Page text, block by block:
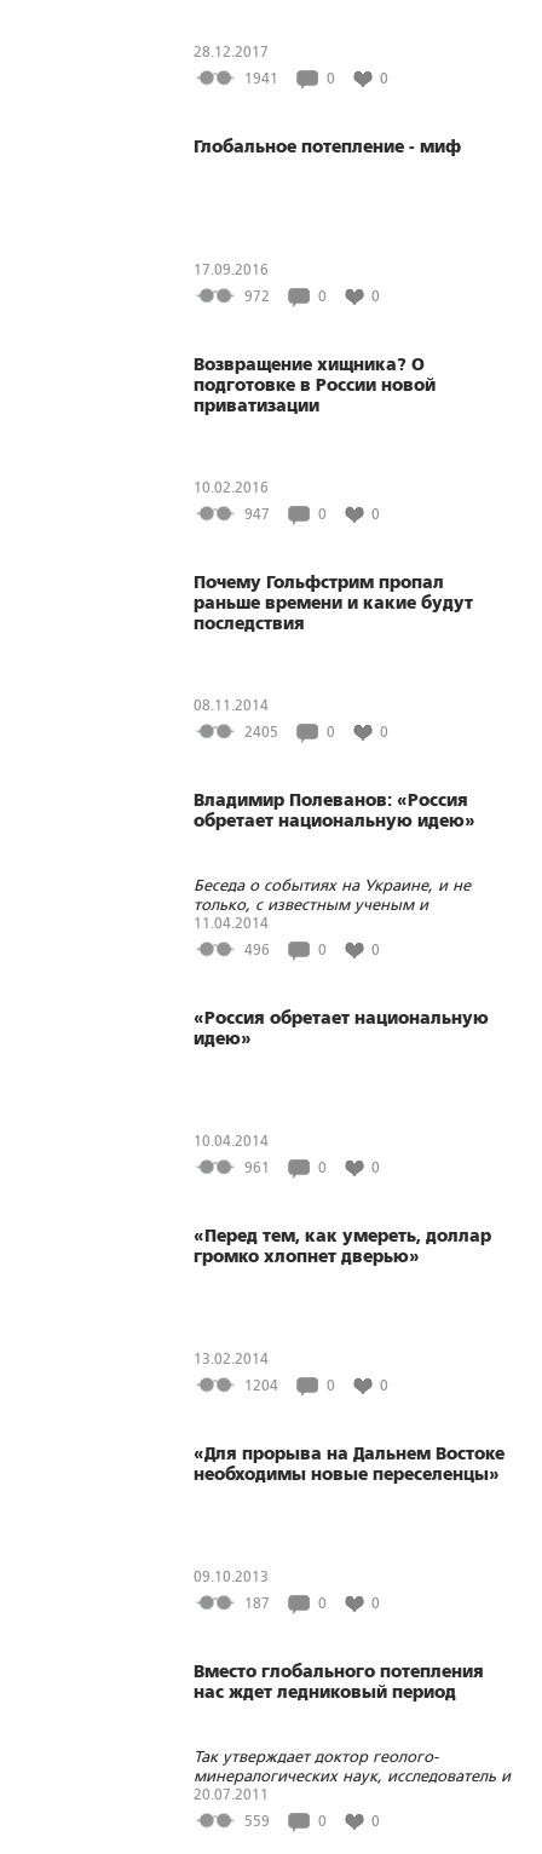
28.12.2017
1941
0 0
Глобальное потепление - миф
17.09.2016
972
0 0
Возвращение хищника? О
подготовке в России новой
приватизации
10.02.2016
947
0 0
Почему Гольфстрим пропал
раньше времени и какие будут
последствия
08.11.2014
2405
0 0
Владимир Полеванов: «Россия
обретает национальную идею»
Беседа о событиях на Украине, и не
только, с известным ученым и
общественным деятелем, бывшим
заместителем председателя
правительства России
11.04.2014
496
0 0
«Россия обретает национальную
идею»
10.04.2014
961
0 0
«Перед тем, как умереть, доллар
громко хлопнет дверью»
13.02.2014
1204
0 0
«Для прорыва на Дальнем Востоке
необходимы новые переселенцы»
09.10.2013
187
0 0
Вместо глобального потепления
нас ждет ледниковый период
Так утверждает доктор геолого-
минералогических наук, исследователь и
путешественник Владимир Полеванов
20.07.2011
559
0 0